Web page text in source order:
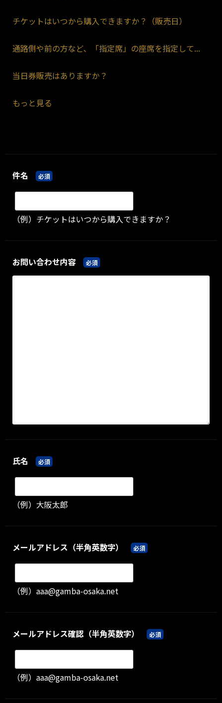
チケットはいつから購入できますか？（販売日）
通路側や前の方など、「指定席」の座席を指定して...
当日券販売はありますか？
もっと見る
件名 必須
（例）チケットはいつから購入できますか？
お問い合わせ内容 必須
氏名 必須
（例）大阪太郎
メールアドレス（半角英数字） 必須
（例）aaa@gamba-osaka.net
メールアドレス確認（半角英数字） 必須
（例）aaa@gamba-osaka.net